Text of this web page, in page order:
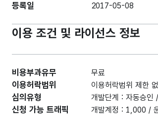
등록일 2017-05-08
이용 조건 및 라이선스 정보
비용부과유무 무료
이용허락범위 이용허락범위 제한
심의유형 개발단계 : 자동승인
신청 가능 트래픽 개발계정 : 1,000 /